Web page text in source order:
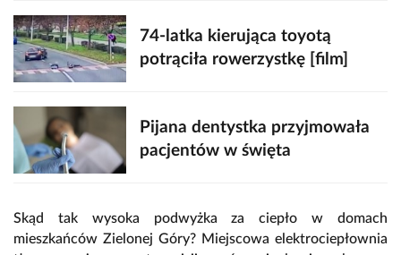
74-latka kierująca toyotą
potrąciła rowerzystkę [film]
Pijana dentystka przyjmowała
pacjentów w święta
Skąd tak wysoka podwyżka za ciepło w domach
mieszkańców Zielonej Góry? Miejscowa elektrociepłownia